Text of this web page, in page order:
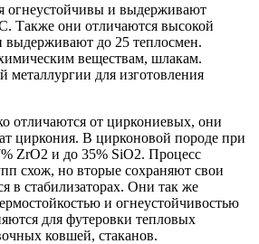
огнеустойчивы и выдерживают
Также они отличаются высокой
выдерживают до 25 теплосмен.
веществам, шлакам.
металлургии для изготовления
отличаются от циркониевых, они
циркония. В цирконовой породе при
ZrO2 и до 35% SiO2. Процесс
схож, но вторые сохраняют свои
в стабилизаторах. Они так же
и огнеустойчивостью
для футеровки тепловых
ковшей, стаканов.